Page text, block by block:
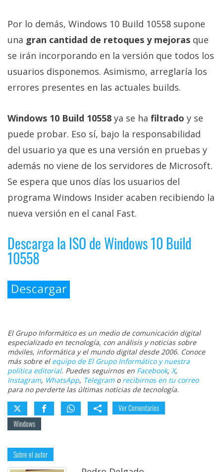
Por lo demás, Windows 10 Build 10558 supone
una gran cantidad de retoques y mejoras que
se irán incorporando en la versión que todos los
usuarios disponemos. Asimismo, arreglaría los
errores presentes en las actuales builds.
Windows 10 Build 10558 ya se ha filtrado y se
puede probar. Eso sí, bajo la responsabilidad
del usuario ya que es una versión en pruebas y
además no viene de los servidores de Microsoft.
Se espera que unos días los usuarios del
programa Windows Insider acaben recibiendo la
nueva versión en el canal Fast.
Descarga la ISO de Windows 10 Build
10558
El Grupo Informático es un medio de comunicación digital
especializado en tecnología, con análisis y noticias sobre
móviles, informática y el mundo digital desde 2006. Conoce
más sobre el equipo de El Grupo Informático y nuestra
política editorial. Puedes seguirnos en Facebook, X,
Instagram, WhatsApp, Telegramo recibirnos en tu correo
para no perderte las últimas noticias de tecnología.
Ver Comentarios
Windows
Sobre el autor